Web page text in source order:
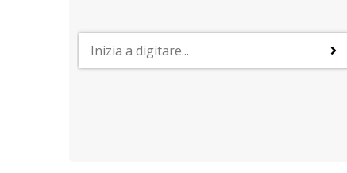
Centri di assistenza fiscale (CAF –
CAAF)